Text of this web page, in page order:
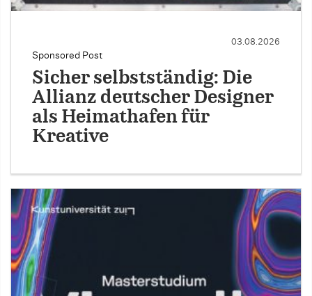
Sponsored Post
03.08.2026
Sicher selbstständig: Die
Allianz deutscher Designer
als Heimathafen für
Kreative